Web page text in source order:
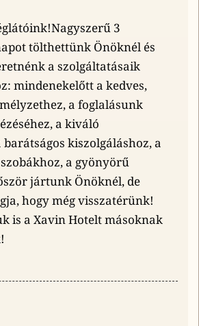
3
tölthettünk Önöknél és
a szolgáltatásaik
mindenekelőtt a kedves,
a foglalásunk
a kiváló
kiszolgáláshoz, a
a gyönyörű
jártunk Önöknél, de
hogy még visszatérünk!
is a Xavin Hotelt másoknak